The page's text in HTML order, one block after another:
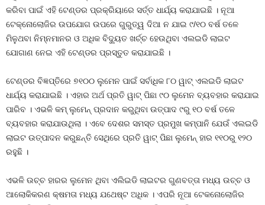
କରିବା ପାଇଁ ଏହି ଟେଣ୍ଡର ପ୍ରକ୍ରିୟାରେ ସର୍ତ୍ତ ଧାର୍ଯ୍ୟ କରାଯାଇଛି । ନୂଆ
ଟେକ୍ନୋଲୋଜିର ଉପଯୋଗ ଉପରେ ଗୁରୁତ୍ୱ ଦିଆ ନ ଯାଇ ୯/୧୦ ବର୍ଷ ତଳେ
ମିଳୁଥବା ନିମ୍ନମାନର ଓ ଅଧିକ ବିଦ୍ୟୁତ ଖର୍ଚ୍ଚ ହେଉଥିବା ଏଲଇଡି ଲାଇଟ
ଯୋଗାଣ ନେଇ ଏହି ଟେଣ୍ଡର ପ୍ରସ୍ତୁତ କରାଯାଇଛି ।
ଟେଣ୍ଡର ବିଜ୍ଞପ୍ତିରେ ୭୧୦୦ ଲୁମେନ ପାଇଁ ସର୍ବାଧିକ ୮୦ ୱାଟ୍ ଏଲଇଡି ଲାଇଟ
ଧାର୍ଯ୍ୟ କରାଯାଇଛି । ଏହାର ଅର୍ଥ ପ୍ରତି ୱାଟ୍ ପିଛା ୯୦ ଲୁମେନ ବ୍ୟବହାର କରାଯାଇ
ପାରିବ । ଏଭଳି କମ୍ ଲୁମେନ୍ ପ୍ରଦାନ କରୁଥିବା ଉତ୍ପାଦ ୯ରୁ ୧୦ ବର୍ଷ ତଳେ
ବ୍ୟବହାର କରାଯାଉଥିଲା । ଏବେ ଦେଶର ସମସ୍ତ ପ୍ରମୁଖ କମ୍ପାନି ଯେଉଁ ଏଲଇଡି
ଲାଇଟ ଉତ୍ପାଦନ କରୁଛନ୍ତି ସେଥିରେ ପ୍ରତି ୱାଟ୍ ପିଛା ଲୁମେନ୍ ହାର ୧୧୦ରୁ ୧୨୦
ରହୁଛି ।
ଏଭଳି ଉଚ୍ଚ ହାରର ଲୁମେନ ଥିବା ଏଲିଇଡି ଲାଇଟର ଗୁଣବତ୍ତା ମଧ୍ୟ ଉଚ୍ଚ ଓ
ଆଲୋକିକରଣ କ୍ଷମତା ମଧ୍ୟ ଯଥେଷ୍ଟ ଅଧିକ । ଏପରି ନୂଆ ଟେକନୋଲୋଜିର